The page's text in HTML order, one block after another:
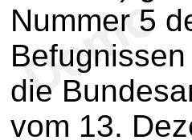
Nummer 5
die
vom 13.